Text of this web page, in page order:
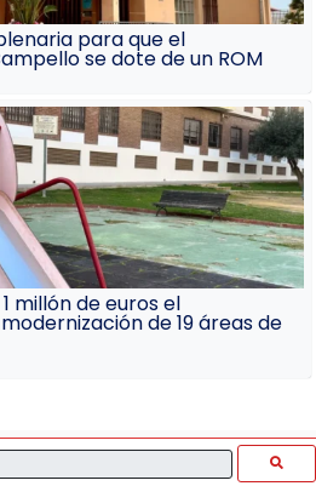
para que el
se dote de un ROM
millón de euros el
de 19 áreas de